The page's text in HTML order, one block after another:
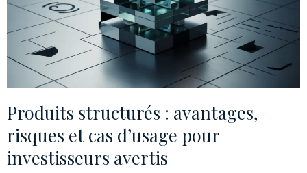
Produits structurés : avantages,
risques et cas d’usage pour
investisseurs avertis